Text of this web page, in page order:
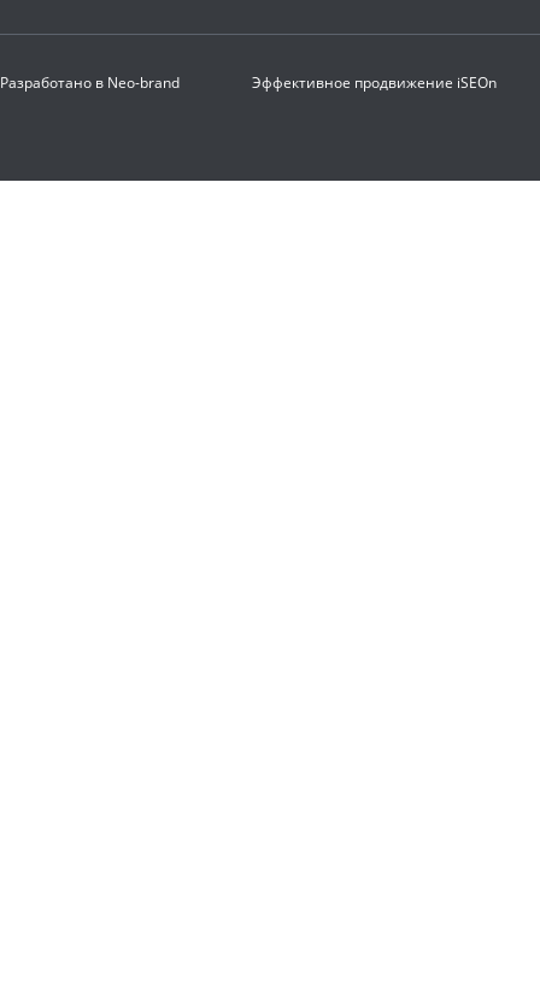
Разработано в Neo-brand Эффективное продвижение iSEOn